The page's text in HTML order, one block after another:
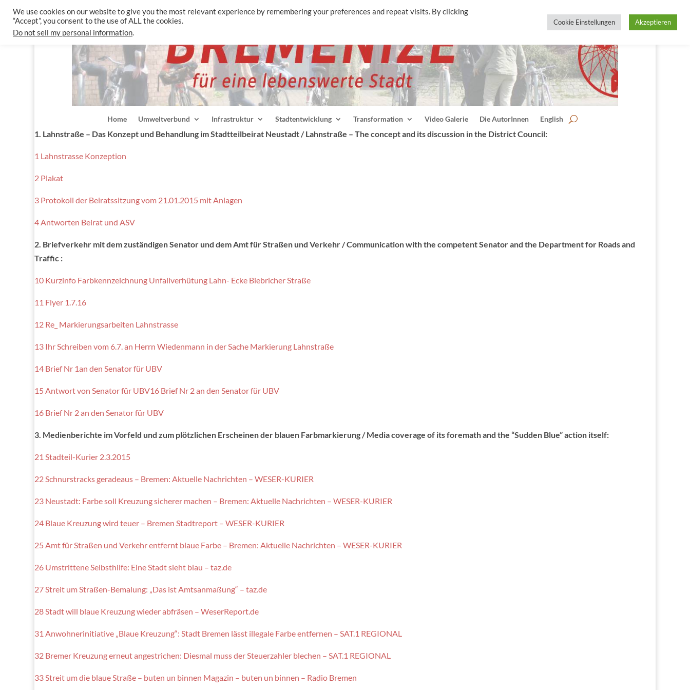
Home Umweltverbund Infrastruktur Stadtentwicklung Transformation Video Galerie Die AutorInnen English
1. Lahnstraße – Das Konzept und Behandlung im Stadtteilbeirat Neustadt / Lahnstraße – The concept and its discussion in the District Council:
1 Lahnstrasse Konzeption
2 Plakat
3 Protokoll der Beiratssitzung vom 21.01.2015 mit Anlagen
4 Antworten Beirat und ASV
2. Briefverkehr mit dem zuständigen Senator und dem Amt für Straßen und Verkehr / Communication with the competent Senator and the Department for Roads and
Traffic :
10 Kurzinfo Farbkennzeichnung Unfallverhütung Lahn- Ecke Biebricher Straße
11 Flyer 1.7.16
12 Re_ Markierungsarbeiten Lahnstrasse
13 Ihr Schreiben vom 6.7. an Herrn Wiedenmann in der Sache Markierung Lahnstraße
14 Brief Nr 1an den Senator für UBV
15 Antwort von Senator für UBV16 Brief Nr 2 an den Senator für UBV
16 Brief Nr 2 an den Senator für UBV
3. Medienberichte im Vorfeld und zum plötzlichen Erscheinen der blauen Farbmarkierung / Media coverage of its foremath and the “Sudden Blue” action itself:
21 Stadteil-Kurier 2.3.2015
22 Schnurstracks geradeaus – Bremen: Aktuelle Nachrichten – WESER-KURIER
23 Neustadt: Farbe soll Kreuzung sicherer machen – Bremen: Aktuelle Nachrichten – WESER-KURIER
24 Blaue Kreuzung wird teuer – Bremen Stadtreport – WESER-KURIER
25 Amt für Straßen und Verkehr entfernt blaue Farbe – Bremen: Aktuelle Nachrichten – WESER-KURIER
26 Umstrittene Selbsthilfe: Eine Stadt sieht blau – taz.de
27 Streit um Straßen-Bemalung: „Das ist Amtsanmaßung“ – taz.de
28 Stadt will blaue Kreuzung wieder abfräsen – WeserReport.de
31 Anwohnerinitiative „Blaue Kreuzung“: Stadt Bremen lässt illegale Farbe entfernen – SAT.1 REGIONAL
32 Bremer Kreuzung erneut angestrichen: Diesmal muss der Steuerzahler blechen – SAT.1 REGIONAL
33 Streit um die blaue Straße – buten un binnen Magazin – buten un binnen – Radio Bremen
We use cookies on our website to give you the most relevant experience by remembering your preferences and repeat visits. By clicking
“Accept”, you consent to the use of ALL the cookies.
Do not sell my personal information.
Cookie Einstellungen Akzeptieren